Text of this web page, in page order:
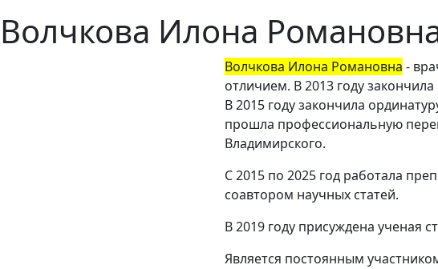
Волчкова Илона
Волчкова Илона Романовна -
отличием. В 2013 году
В 2015 году закончила
прошла профессиональную
Владимирского.
С 2015 по 2025 год работала
соавтором научных статей.
В 2019 году присуждена ученая
Является постоянным